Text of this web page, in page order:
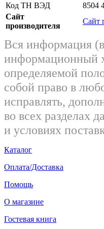
Код ТН ВЭД
8504
Сайт
производителя
Сайт
Вся информация
информационный
определяемой
собой право в
исправлять,
во всех разделах
и условиях
Каталог
Оплата/Доставка
Помощь
О магазине
Гостевая книга